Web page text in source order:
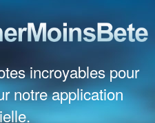
incroyables pour
notre application